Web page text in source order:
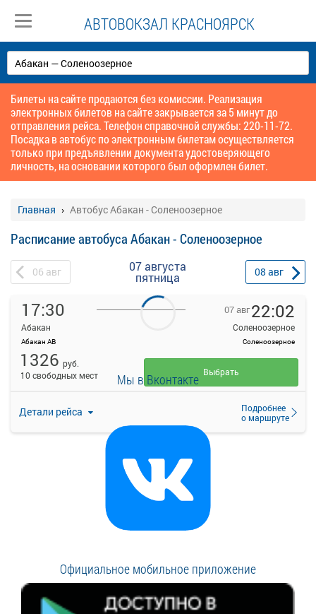
АВТОВОКЗАЛ КРАСНОЯРСК
Билеты на сайте продаются без комиссии. Реализация
электронных билетов на сайте закрывается за 5 минут до
отправления рейса. Телефон справочной службы: 220-11-72.
Посадка в автобус по электронным билетам осуществляется
только при предъявлении документа удостоверяющего
личность, на основании которого был оформлен билет.
Главная Автобус Абакан - Соленоозерное
Расписание автобуса Абакан - Соленоозерное
06 авг 07 августа
пятница 08 авг
17:30
Абакан
Абакан АВ
07 авг22:02
Соленоозерное
Соленоозерное
Детали рейса
Подробнее
о маршруте
1326 руб.
10 свободных мест
Выбрать
Мы в Вконтакте
Официальное мобильное приложение